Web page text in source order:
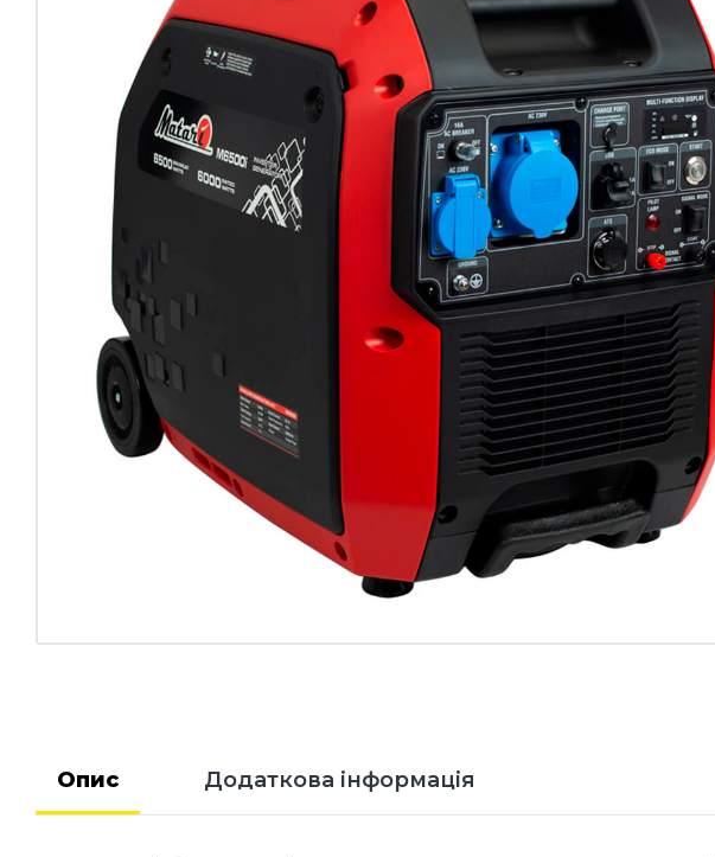
Опис Додаткова інформація